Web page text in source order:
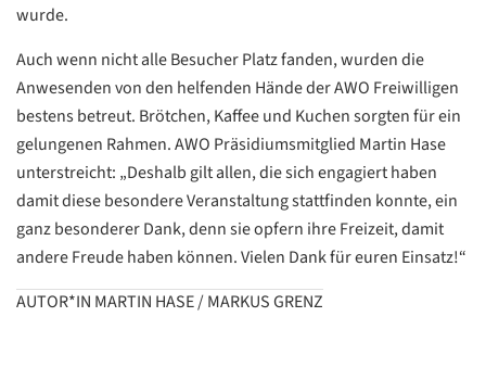
wurde.
Auch wenn nicht alle Besucher Platz fanden, wurden die
Anwesenden von den helfenden Hände der AWO Freiwilligen
bestens betreut. Brötchen, Kaffee und Kuchen sorgten für ein
gelungenen Rahmen. AWO Präsidiumsmitglied Martin Hase
unterstreicht: „Deshalb gilt allen, die sich engagiert haben
damit diese besondere Veranstaltung stattfinden konnte, ein
ganz besonderer Dank, denn sie opfern ihre Freizeit, damit
andere Freude haben können. Vielen Dank für euren Einsatz!“
AUTOR*IN MARTIN HASE / MARKUS GRENZ
ZURÜCK
/
Translate
ZURÜCK